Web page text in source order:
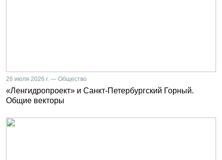
26 июля 2026 г. — Общество
«Ленгидропроект» и Санкт-Петербургский Горный.
Общие векторы